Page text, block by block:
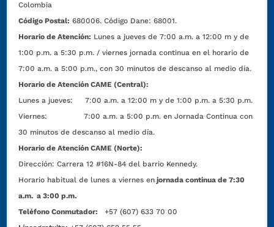
Colombia
Código Postal: 680006. Código Dane: 68001.
Horario de Atención: Lunes a jueves de 7:00 a.m. a 12:00 m y de
1:00 p.m. a 5:30 p.m. / viernes jornada continua en el horario de
7:00 a.m. a 5:00 p.m., con 30 minutos de descanso al medio día.
Horario de Atención CAME (Central):
Lunes a jueves: 7:00 a.m. a 12:00 m y de 1:00 p.m. a 5:30 p.m.
Viernes: 7:00 a.m. a 5:00 p.m. en Jornada Continua con
30 minutos de descanso al medio día.
Horario de Atención CAME (Norte):
Dirección:Carrera 12 #16N-84 del barrio Kennedy.
Horario habitual de lunes a viernes en jornada continua de 7:30
a.m. a 3:00 p.m.
Teléfono Conmutador:
+57 (607) 633 70 00